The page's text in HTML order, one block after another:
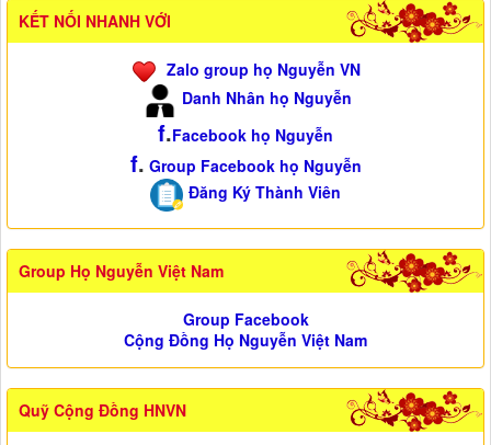
KẾT NỐI NHANH VỚI
Zalo group họ Nguyễn VN
Danh Nhân họ Nguyễn
f.Facebook họ Nguyễn
f. Group Facebook họ Nguyễn
Đăng Ký Thành Viên
Group Họ Nguyễn Việt Nam
Group Facebook
Cộng Đồng Họ Nguyễn Việt Nam
Quỹ Cộng Đồng HNVN